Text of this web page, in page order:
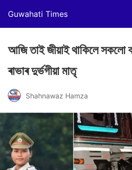
Guwahati Times
আজি তাই জীয়াই থাকিলে সকলো
ৰাভাৰ দুৰ্ভগীয়া মাতৃ
Shahnawaz Hamza